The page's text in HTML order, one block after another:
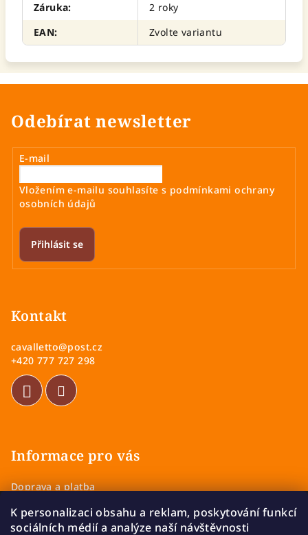
K personalizaci obsahu a reklam, poskytování funkcí
sociálních médií a analýze naší návštěvnosti
Záruka:
2 roky
EAN: Zvolte variantu
Odebírat newsletter
E-mail
Vložením e-mailu souhlasíte s podmínkami ochrany
osobních údajů
Přihlásit se
Kontakt
cavalletto@post.cz
+420 777 727 298
Informace pro vás
Doprava a platba
Zásady ochrany osobních údajů